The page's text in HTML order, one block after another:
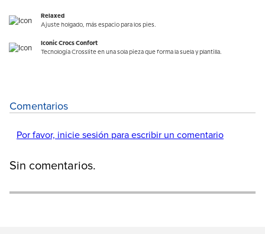
Relaxed
Ajuste holgado, más espacio para los pies.
Iconic Crocs Confort
Tecnología Crosslite en una sola pieza que forma la suela y plantilla.
Comentarios
Por favor, inicie sesión para escribir un comentario
Sin comentarios.